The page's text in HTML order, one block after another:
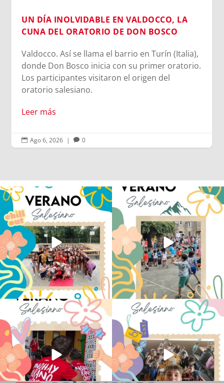
UN DÍA INOLVIDABLE EN VALDOCCO, LA
CUNA DEL ORATORIO DE DON BOSCO
Valdocco. Así se llama el barrio en Turín (Italia),
donde Don Bosco inicia con su primer oratorio.
Los participantes visitaron el origen del
oratorio salesiano.
Leer más
 Ago 6, 2026 |  0
Los alumnos de 6º de Primaria, 1º y 2º
de la ESO...
146 2
La diversión y la alegría también se han
sentido...
97 0
No hay verano sin que sea Salesiano ❤️
💫 en Luz 4
...
0
viviendo la alegría en el campamento
...